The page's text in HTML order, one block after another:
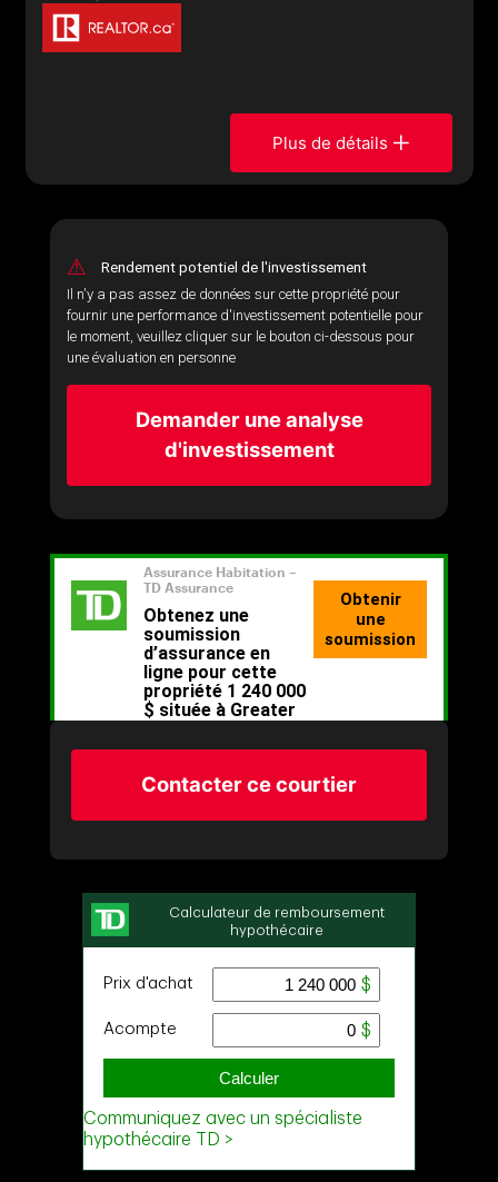
Plus de détails
⚠
Rendement potentiel de l'investissement
Il n'y a pas assez de données sur cette propriété pour
fournir une performance d'investissement potentielle pour
le moment, veuillez cliquer sur le bouton ci-dessous pour
une évaluation en personne
Demander une analyse
d'investissement
Contacter ce courtier